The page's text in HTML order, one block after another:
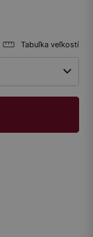
Tabuľka veľkostí